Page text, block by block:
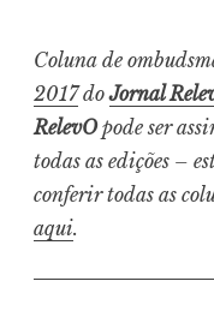
Coluna de
2017do Jornal
RelevOpode ser
todas as edições –
conferir todas as
aqui.